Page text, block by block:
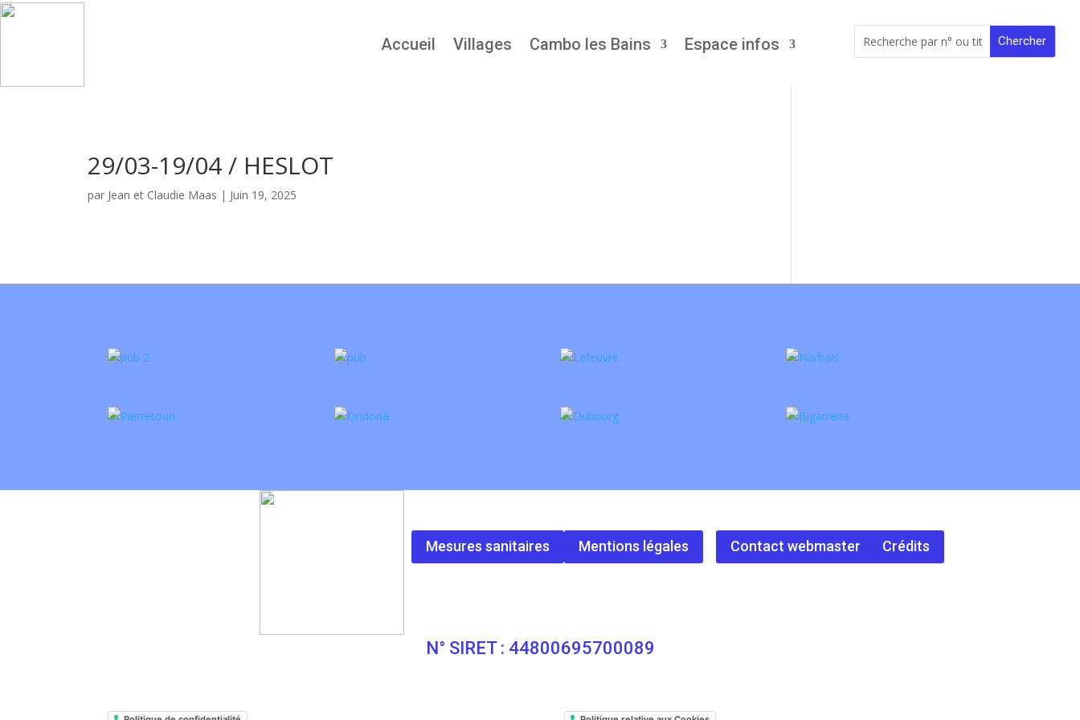
Accueil Villages Cambo les Bains Espace infos
29/03-19/04 / HESLOT
par Jean et Claudie Maas | Juin 19, 2025
Mesures sanitaires Mentions légales Contact webmaster Crédits
N° SIRET : 44800695700089